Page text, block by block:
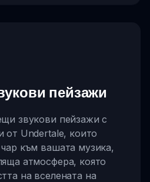
пейзажи
звукови пейзажи с
от Undertale, които
към вашата музика,
атмосфера, която
на вселената на